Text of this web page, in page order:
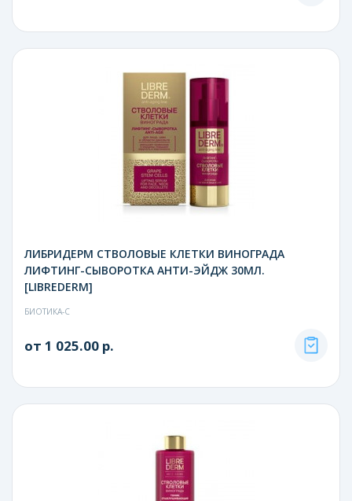
ЛИБРИДЕРМ СТВОЛОВЫЕ КЛЕТКИ ВИНОГРАДА
ЛИФТИНГ-СЫВОРОТКА АНТИ-ЭЙДЖ 30МЛ.
[LIBREDERM]
БИОТИКА-С
от 1 025.00 р.